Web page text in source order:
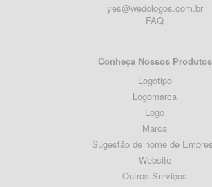
yes@wedologos.com.br
FAQ
Conheça Nossos Produtos
Logotipo
Logomarca
Logo
Marca
Sugestão de nome de
Website
Outros Serviços